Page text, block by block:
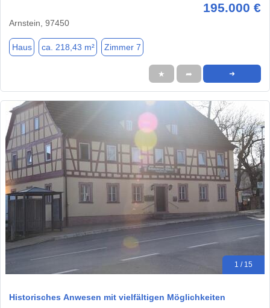
195.000 €
Arnstein, 97450
Haus ca. 218,43 m² Zimmer 7
★ ➦ ➜
1 / 15
Historisches Anwesen mit vielfältigen Möglichkeiten